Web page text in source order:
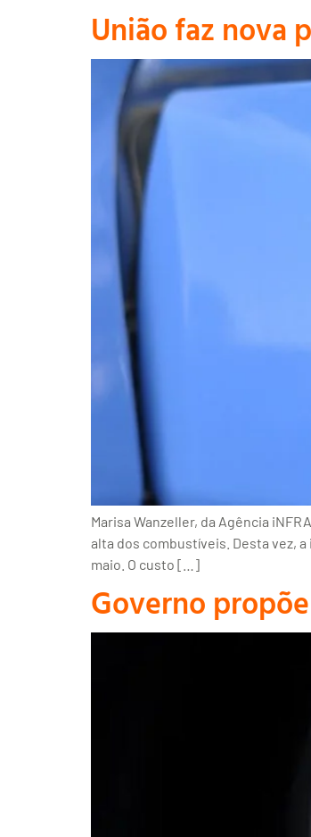
União faz nova
Marisa Wanzeller, da Agência
alta dos combustíveis. Desta vez,
maio. O custo […]
Governo